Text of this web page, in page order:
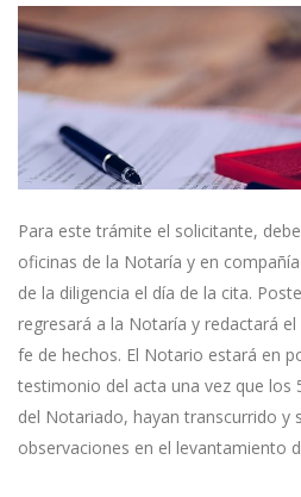
Para este trámite el solicitante,
oficinas de la Notaría y en
de la diligencia el día de la cita.
regresará a la Notaría y redactará
fe de hechos. El Notario estará en
testimonio del acta una vez que los
del Notariado, hayan transcurrido y
observaciones en el levantamiento